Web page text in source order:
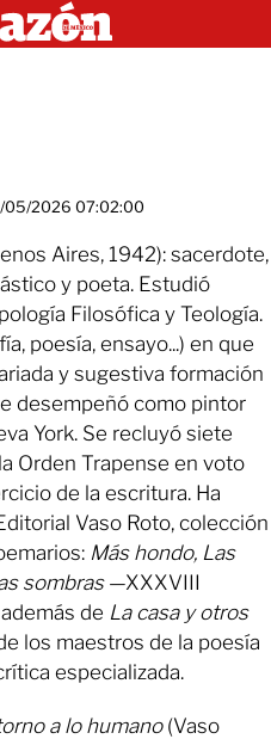
05/2026 07:02:00
Aires, 1942): sacerdote,
y poeta. Estudió
Filosófica y Teología.
poesía, ensayo...) en que
y sugestiva formación
desempeñó como pintor
York. Se recluyó siete
Orden Trapense en voto
de la escritura. Ha
Vaso Roto, colección
Más hondo, Las
sombras—XXXVIII
de La casa y otros
los maestros de la poesía
especializada.
a lo humano(Vaso